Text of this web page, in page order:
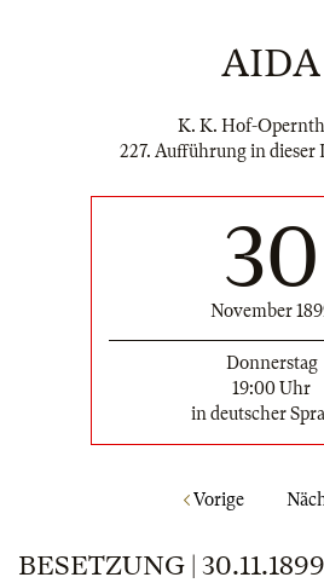
AIDA
K. K. Hof-
227. Aufführung in dieser
30
November
Donnerstag
19:00 Uhr
in deutscher
Vorige
BESETZUNG | 30.11.1899